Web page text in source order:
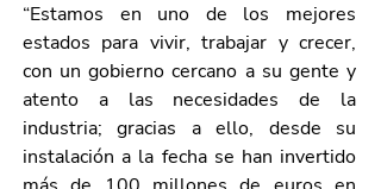
“Estamos en uno de los mejores
estados para vivir, trabajar y crecer,
con un gobierno cercano a su gente y
atento a las necesidades de la
industria; gracias a ello, desde su
instalación a la fecha se han invertido